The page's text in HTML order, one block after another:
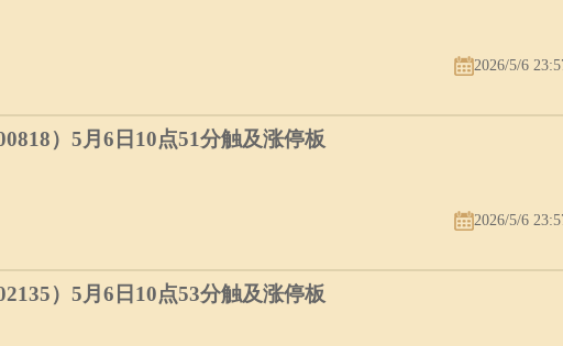
2026/5/6
）5月6日10点51分触及涨停板
2026/5/6
）5月6日10点53分触及涨停板